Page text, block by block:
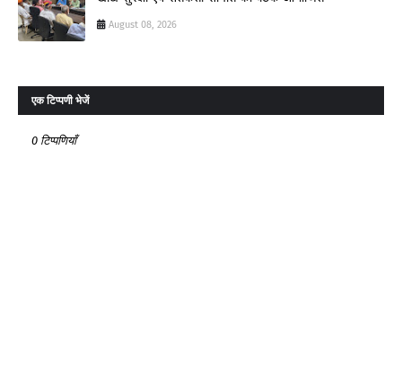
August 08, 2026
एक टिप्पणी भेजें
0 टिप्पणियाँ